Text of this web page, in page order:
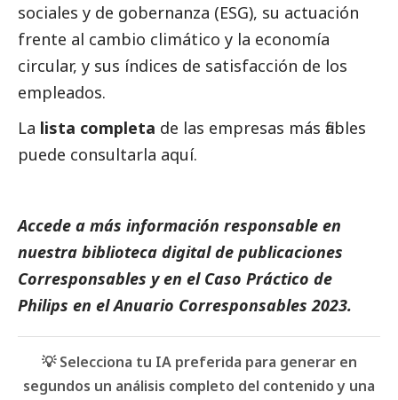
sociales y de gobernanza (ESG), su actuación
frente al cambio climático y la economía
circular, y sus índices de satisfacción de los
empleados.
La lista completa de las empresas más fiables
puede consultarla aquí.
Accede a más información responsable en
nuestra biblioteca digital de publicaciones
Corresponsables y en el Caso Práctico de
Philips en elAnuario Corresponsables 2023.
💡 Selecciona tu IA preferida para generar en
segundos un análisis completo del contenido y una